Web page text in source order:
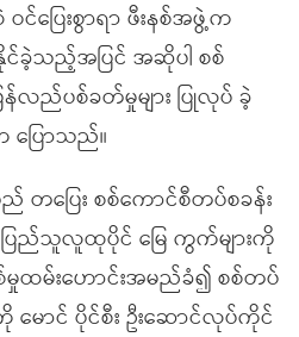
င်ပြေးစွာရာ ဖီးနစ်အဖွဲ့က
ခဲ့သည့်အပြင် အဆိုပါ စစ်
လည်ပစ်ခတ်မှုများ ပြုလုပ် ခဲ့
ြောသည်။
တပြေး စစ်ကောင်စီတပ်စခန်း
ည်သူလူထုပိုင် မြေ ကွက်များကို
ထမ်းဟောင်းအမည်ခံ၍ စစ်တပ်
) ကို မောင် ပိုင်စီး ဦးဆောင်လုပ်ကိုင်